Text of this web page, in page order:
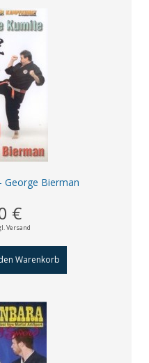
George Bierman
€
Versand
Warenkorb